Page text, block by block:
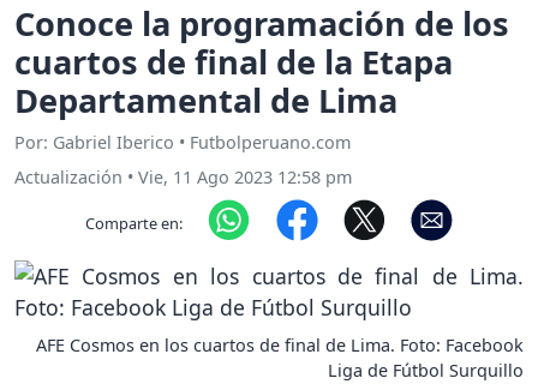
Conoce la programación de los
cuartos de final de la Etapa
Departamental de Lima
Por: Gabriel Iberico • Futbolperuano.com
Actualización • Vie, 11 Ago 2023 12:58 pm
Comparte en:
AFE Cosmos en los cuartos de final de Lima. Foto: Facebook
Liga de Fútbol Surquillo